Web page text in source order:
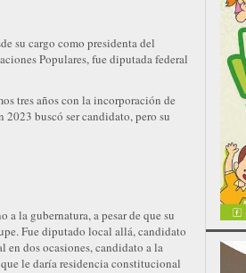
su cargo como presidenta del
Populares, fue diputada federal
tres años con la incorporación de
buscó ser candidato, pero su
la gubernatura, a pesar de que su
Fue diputado local allá, candidato
en dos ocasiones, candidato a la
le daría residencia constitucional